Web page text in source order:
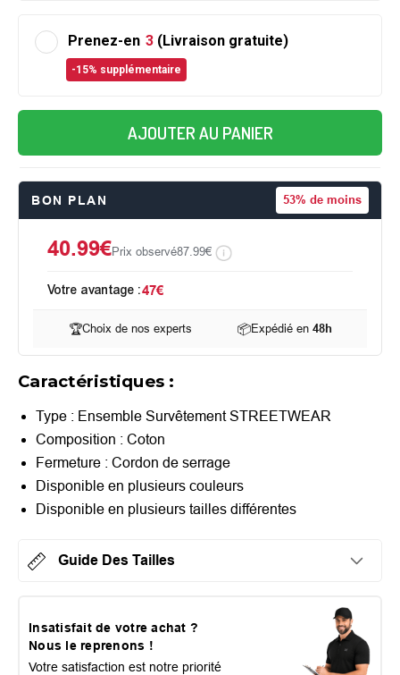
Prenez-en 3 (Livraison gratuite)
-15% supplémentaire
AJOUTER AU PANIER
BON PLAN 53% de moins
40.99€Prix observé87.99€
Votre avantage :47€
🏆Choix de nos experts 📦Expédié en 48h
Caractéristiques :
Type : Ensemble Survêtement STREETWEAR
Composition : Coton
Fermeture : Cordon de serrage
Disponible en plusieurs couleurs
Disponible en plusieurs tailles différentes
Guide Des Tailles
Insatisfait de votre achat ?
Nous le reprenons !
Votre satisfaction est notre priorité